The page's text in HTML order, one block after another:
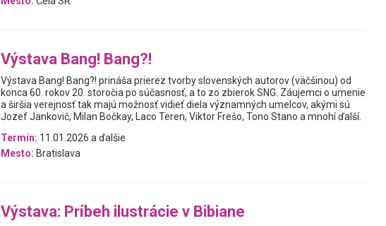
Výstava Bang! Bang?!
Výstava Bang! Bang?! prináša prierez tvorby slovenských autorov (väčšinou) od
konca 60. rokov 20. storočia po súčasnosť, a to zo zbierok SNG. Záujemci o umenie
a širšia verejnosť tak majú možnosť vidieť diela významných umelcov, akými sú
Jozef Jankovič, Milan Bočkay, Laco Teren, Viktor Frešo, Tono Stano a mnohí ďalší.
Termín: 11.01.2026 a ďalšie
Mesto: Bratislava
Výstava: Príbeh ilustrácie v Bibiane